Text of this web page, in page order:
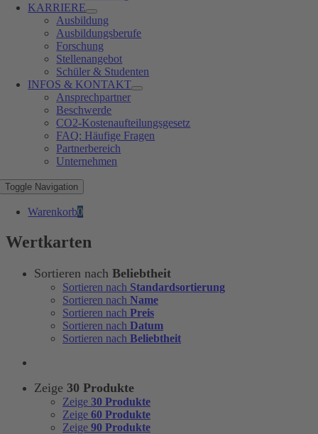
KARRIERE
Ausbildung
Ausbildungsberufe
Forschung
Stellenangebot
Schüler & Studenten
INFOS & KONTAKT
Ansprechpartner
Beschwerde
CO2-Kostenaufteilungsgesetz
FAQ: Häufige Fragen
Partnerbereich
Unternehmen
Toggle Navigation
Warenkorb0
Wertkarten
Sortieren nach Beliebtheit
Sortieren nach Standardsortierung
Sortieren nach Name
Sortieren nach Preis
Sortieren nach Datum
Sortieren nach Beliebtheit
Zeige 30 Produkte
Zeige 30 Produkte
Zeige 60 Produkte
Zeige 90 Produkte